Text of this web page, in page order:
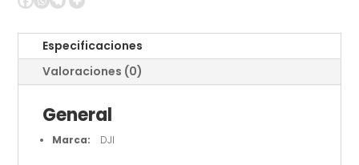
Especificaciones
Valoraciones (0)
General
Marca: DJI